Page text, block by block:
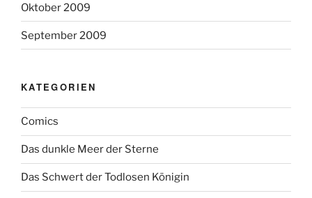
Oktober 2009
September 2009
KATEGORIEN
Comics
Das dunkle Meer der Sterne
Das Schwert der Todlosen Königin